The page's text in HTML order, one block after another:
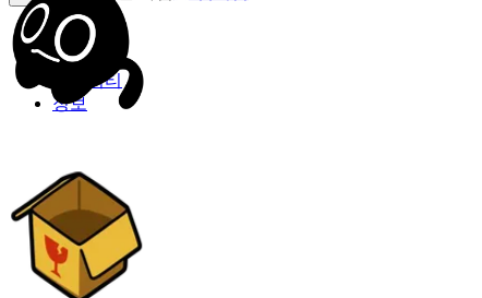
밐타운
피드
커뮤니티
정보